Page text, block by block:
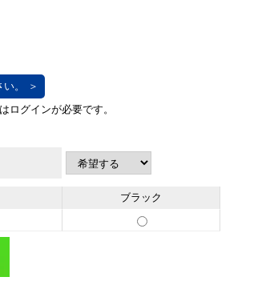
。 ＞
ブラック